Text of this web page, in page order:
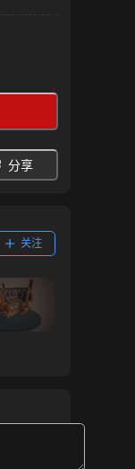
分享
关注